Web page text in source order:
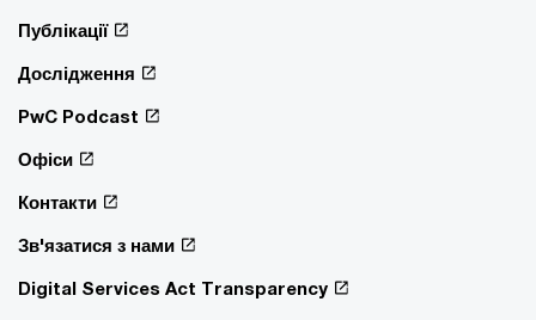
Публікації
Дослідження
PwC Podcast
Офіси
Контакти
Зв'язатися з нами
Digital Services Act Transparency